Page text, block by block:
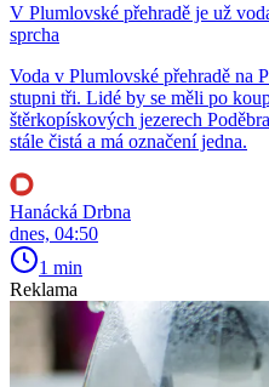
V Plumlovské přehradě je už
sprcha
Voda v Plumlovské přehradě na
stupni tři. Lidé by se měli po
štěrkopískových jezerech
stále čistá a má označení jedna.
Hanácká Drbna
dnes, 04:50
1 min
Reklama